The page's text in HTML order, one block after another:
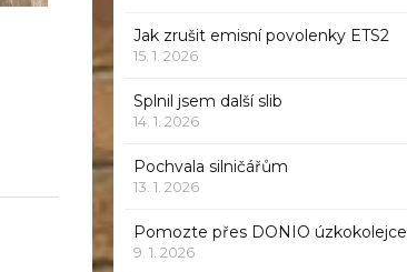
Jak zrušit emisní povolenky ETS2
15. 1. 2026
Splnil jsem další slib
14. 1. 2026
Pochvala silničářům
13. 1. 2026
Pomozte přes DONIO úzkokolejce
9. 1. 2026